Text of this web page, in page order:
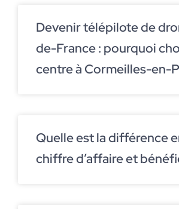
Devenir télépilote de
de-France : pourquoi
centre à Cormeilles-en-
Quelle est la différence
chiffre d’affaire et